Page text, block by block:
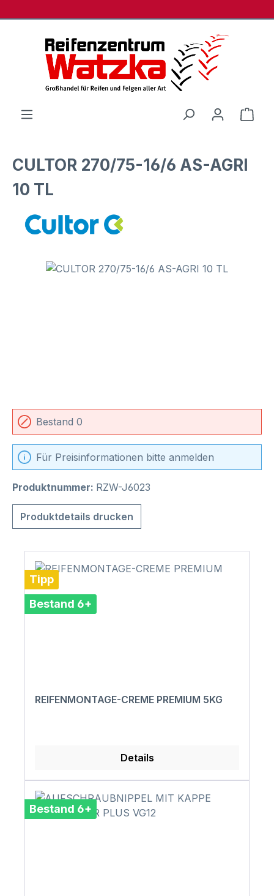
CULTOR 270/75-16/6 AS-AGRI
10 TL
Bildergalerie überspringen
Bestand 0
Für Preisinformationen bitte anmelden
Produktnummer: RZW-J6023
Produktdetails drucken
Tipp
Bestand 6+
REIFENMONTAGE-CREME PREMIUM 5KG
Details
Bestand 6+